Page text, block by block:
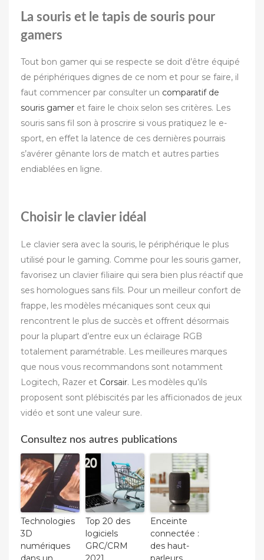
La souris et le tapis de souris pour
gamers
Tout bon gamer qui se respecte se doit d’être équipé
de périphériques dignes de ce nom et pour se faire, il
faut commencer par consulter un comparatif de
souris gamer et faire le choix selon ses critères. Les
souris sans fil son à proscrire si vous pratiquez le e-
sport, en effet la latence de ces dernières pourrais
s’avérer gênante lors de match et autres parties
endiablées en ligne.
Choisir le clavier idéal
Le clavier sera avec la souris, le périphérique le plus
utilisé pour le gaming. Comme pour les souris gamer,
favorisez un clavier filiaire qui sera bien plus réactif que
ses homologues sans fils. Pour un meilleur confort de
frappe, les modèles mécaniques sont ceux qui
rencontrent le plus de succès et offrent désormais
pour la plupart d’entre eux un éclairage RGB
totalement paramétrable. Les meilleures marques
que nous vous recommandons sont notamment
Logitech, Razer et Corsair. Les modèles qu’ils
proposent sont plébiscités par les afficionados de jeux
vidéo et sont une valeur sure.
Consultez nos autres publications
Technologies
3D
numériques
Top 20 des
logiciels
GRC/CRM
Enceinte
connectée :
des haut-